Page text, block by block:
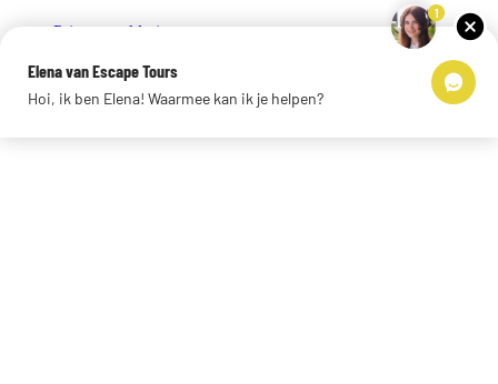
Privacyverklaring
Links
© 2026 Escape Tours
1
Elena van Escape Tours
Hoi, ik ben Elena! Waarmee kan ik je helpen?